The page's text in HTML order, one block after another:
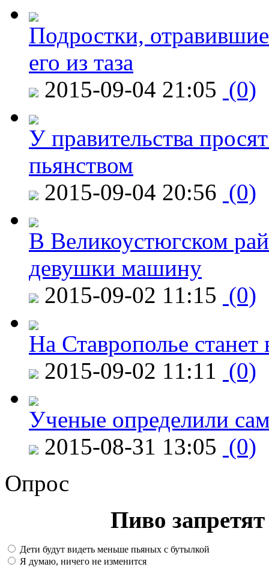
Подростки,
его из таза
2015-09-04 21:05 (0)
У правительства
пьянством
2015-09-04 20:56 (0)
В Великоустюгском
девушки машину
2015-09-02 11:15 (0)
На Ставрополье
2015-09-02 11:11 (0)
Ученые определили
2015-08-31 13:05 (0)
Опрос
Пиво
Дети будут видеть меньше пьяных с бутылкой
Я думаю, ничего не изменится